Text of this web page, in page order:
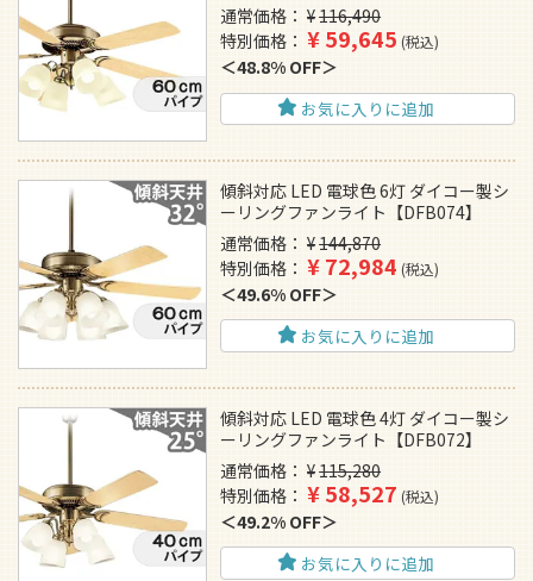
通常価格
¥116,490
特別価格
¥59,645 税込
48.8% OFF
お気に入りに追加
傾斜対応 LED 電球色 6灯 ダイコー製シ
ーリングファンライト【DFB074】
通常価格
¥144,870
特別価格
¥72,984 税込
49.6% OFF
お気に入りに追加
傾斜対応 LED 電球色 4灯 ダイコー製シ
ーリングファンライト【DFB072】
通常価格
¥115,280
特別価格
¥58,527 税込
49.2% OFF
お気に入りに追加